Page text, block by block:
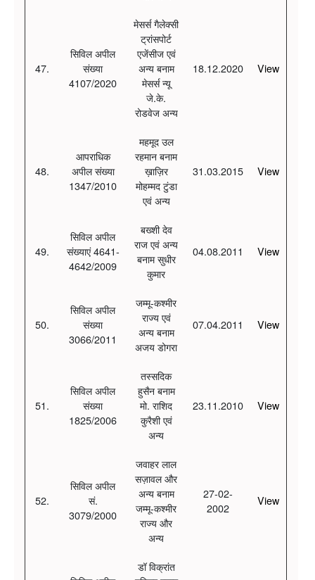
47.
सिविल अपील
संख्या
4107/2020
मेसर्स गैलेक्सी
ट्रांसपोर्ट
एजेंसीज एवं
अन्य बनाम
मेसर्स न्यू
जे.के.
रोडवेज अन्य
18.12.2020 View
48.
आपराधिक
अपील संख्या
1347/2010
महमूद उल
रहमान बनाम
ख़ाज़िर
मोहम्मद टुंडा
एवं अन्य
31.03.2015 View
49.
सिविल अपील
संख्याएं 4641-
4642/2009
बख्शी देव
राज एवं अन्य
बनाम सुधीर
कुमार
04.08.2011 View
50.
सिविल अपील
संख्या
3066/2011
जम्मू-कश्मीर
राज्य एवं
अन्य बनाम
अजय डोगरा
07.04.2011 View
51.
सिविल अपील
संख्या
1825/2006
तस्सदिक
हुसैन बनाम
मो. राशिद
कुरैशी एवं
अन्य
23.11.2010 View
52.
सिविल अपील
सं.
3079/2000
जवाहर लाल
सज़ावल और
अन्य बनाम
जम्मू-कश्मीर
राज्य और
अन्य
27-02-
2002
View
डॉ विक्रांत